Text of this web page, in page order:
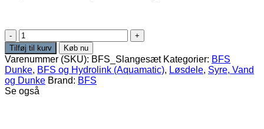
Komplet
Slangesæt
til
BFS
Dunk
antal
Tilføj til kurv Køb nu
Varenummer (SKU): BFS_Slangesæt Kategorier: BFS
Dunke, BFS og Hydrolink (Aquamatic), Løsdele, Syre, Vand
og Dunke Brand: BFS
Se også